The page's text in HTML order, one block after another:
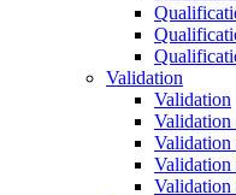
Validation
Validation
Validation
Validation
Validation
Validation